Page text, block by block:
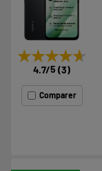
★★★★★
★★★★★
4.7/5 (3)
Comparer